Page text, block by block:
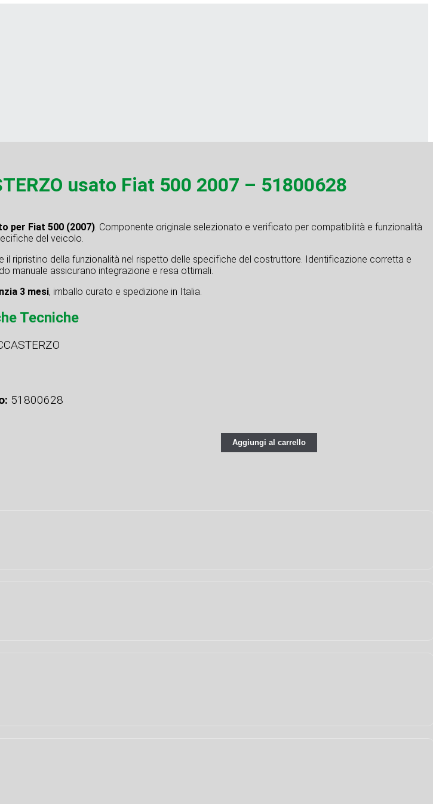
usato Fiat 500 2007 – 51800628
per Fiat 500 (2007). Componente originale selezionato e verificato per compatibilità e funzionalità
del veicolo.
il ripristino della funzionalità nel rispetto delle specifiche del costruttore. Identificazione corretta e
manuale assicurano integrazione e resa ottimali.
3 mesi, imballo curato e spedizione in Italia.
Tecniche
51800628
Aggiungi al carrello